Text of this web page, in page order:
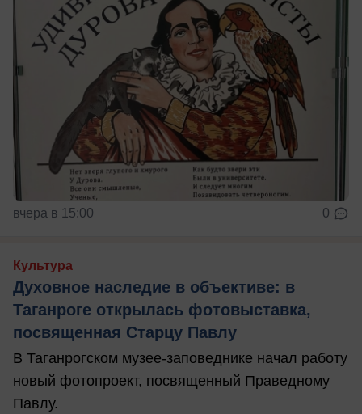
вчера в 15:00 0
Культура
Духовное наследие в объективе: в
Таганроге открылась фотовыставка,
посвященная Старцу Павлу
В Таганрогском музее-заповеднике начал работу
новый фотопроект, посвященный Праведному
Павлу.